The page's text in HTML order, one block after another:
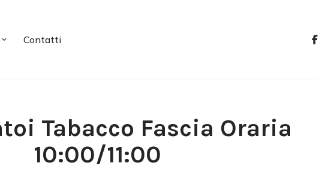
Contatti
Tabacco Fascia Oraria
10:00/11:00